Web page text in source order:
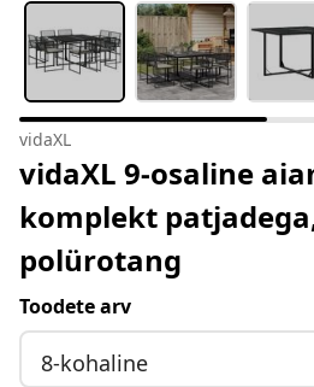
vidaXL
vidaXL 9-osaline
komplekt
polürotang
Toodete arv
8-kohaline